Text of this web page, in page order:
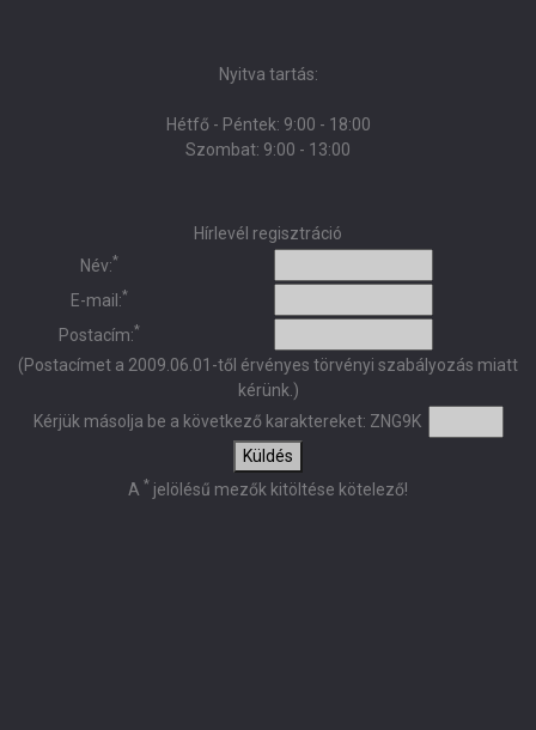
Nyitva tartás:
Hétfő - Péntek: 9:00 - 18:00
Szombat: 9:00 - 13:00
Hírlevél regisztráció
Név:*
E-mail:*
Postacím:*
(Postacímet a 2009.06.01-től érvényes törvényi szabályozás miatt
kérünk.)
Kérjük másolja be a következő karaktereket: ZNG9K
Küldés
A * jelölésű mezők kitöltése kötelező!